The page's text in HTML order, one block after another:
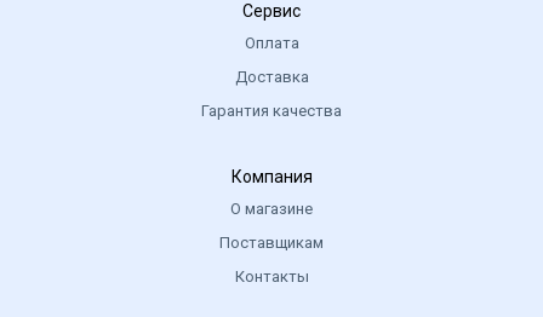
Сервис
Оплата
Доставка
Гарантия качества
Компания
О магазине
Поставщикам
Контакты